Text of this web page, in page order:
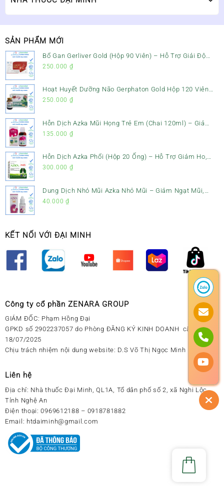
SẢN PHẨM MỚI
Bổ Gan Gerliver Gold (Hộp 90 Viên) – Hỗ Trợ Giải Độc
Gan, Mát Gan & Bảo Vệ Gan
250.000 ₫
Hoạt Huyết Dưỡng Não Gerphaton Gold Hộp 120 Viên
– Giảm Đau Đầu, Hoa Mắt, Chóng Mặt & Rối Loạn Tiền
250.000 ₫
Hỗn Dịch Azka Mũi Họng Trẻ Em (Chai 120ml) – Giảm
Ho, Tiêu Đờm & Đau Rát Họng
135.000 ₫
Hỗn Dịch Azka Phổi (Hộp 20 Ống) – Hỗ Trợ Giảm Ho,
Tiêu Đờm & Bổ Phổi
300.000 ₫
Dung Dịch Nhỏ Mũi Azka Nhỏ Mũi – Giảm Ngạt Mũi,
Sổ Mũi Cho Trẻ Sơ Sinh
40.000 ₫
KẾT NỐI VỚI ĐẠI MINH
Công ty cổ phần ZENARA GROUP
GIÁM ĐỐC: Phạm Hồng Đại
GPKD số 2902237057 do Phòng ĐĂNG KÝ KINH DOANH cấp ngày
18/07/2025
Chịu trách nhiệm nội dung website: D.S Võ Thị Ngọc Minh
Liên hệ
Địa chỉ: Nhà thuốc Đại Minh, QL1A, Tổ dân phố số 2, xã Nghi Lộc,
Tỉnh Nghệ An
Điện thoại: 0969612188 – 0918781882
Email: htdaiminh@gmail.com